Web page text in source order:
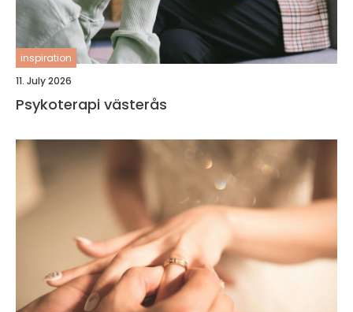
inspiration
11. July 2026
Psykoterapi västerås